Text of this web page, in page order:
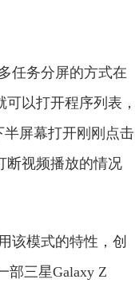
任务分屏的方式在
以打开程序列表，
半屏幕打开刚刚点击
断视频播放的情况
该模式的特性，创
部三星Galaxy Z